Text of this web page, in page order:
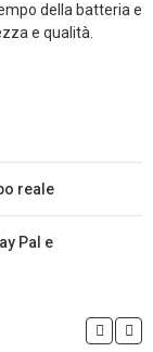
della batteria e
e qualità.
reale
Pal e